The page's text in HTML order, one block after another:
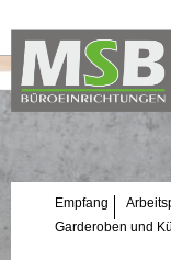
überspringenEmpfang
Garderoben und